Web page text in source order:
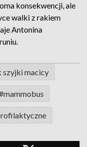
konsekwencji, ale
walki z rakiem
Antonina
szyjki macicy